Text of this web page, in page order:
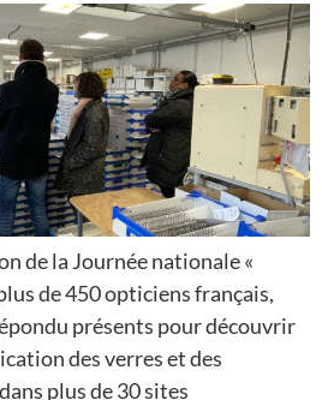
de la Journée nationale «
de 450 opticiens français,
présents pour découvrir
des verres et des
plus de 30 sites